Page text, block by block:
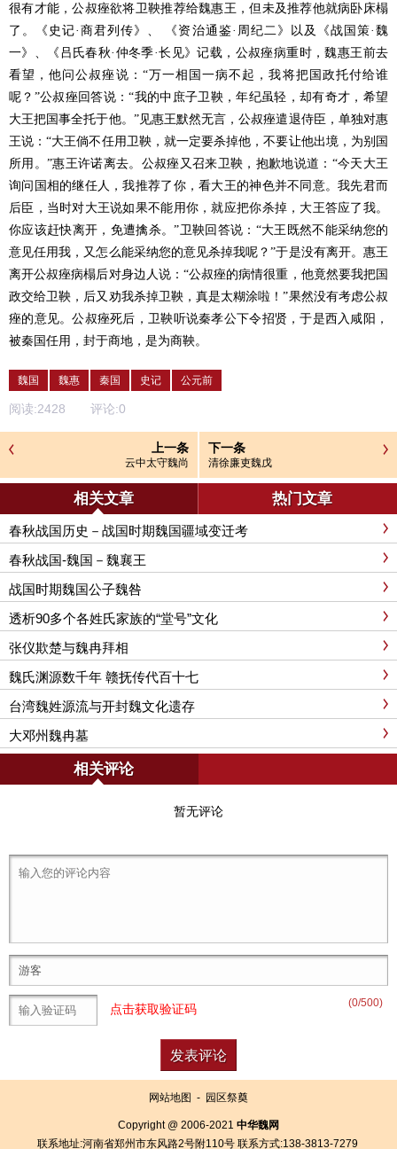
很有才能，公叔痤欲将卫鞅推荐给魏惠王，但未及推荐他就病卧床榻
了。《史记·商君列传》、 《资治通鉴·周纪二》以及《战国策·魏
一》、《吕氏春秋·仲冬季·长见》记载，公叔痤病重时，魏惠王前去
看望，他问公叔痤说：“万一相国一病不起，我将把国政托付给谁
呢？”公叔痤回答说：“我的中庶子卫鞅，年纪虽轻，却有奇才，希望
大王把国事全托于他。”见惠王默然无言，公叔痤遣退侍臣，单独对惠
王说：“大王倘不任用卫鞅，就一定要杀掉他，不要让他出境，为别国
所用。”惠王许诺离去。公叔痤又召来卫鞅，抱歉地说道：“今天大王
询问国相的继任人，我推荐了你，看大王的神色并不同意。我先君而
后臣，当时对大王说如果不能用你，就应把你杀掉，大王答应了我。
你应该赶快离开，免遭擒杀。”卫鞅回答说：“大王既然不能采纳您的
意见任用我，又怎么能采纳您的意见杀掉我呢？”于是没有离开。惠王
离开公叔痤病榻后对身边人说：“公叔痤的病情很重，他竟然要我把国
政交给卫鞅，后又劝我杀掉卫鞅，真是太糊涂啦！”果然没有考虑公叔
痤的意见。公叔痤死后，卫鞅听说秦孝公下令招贤，于是西入咸阳，
被秦国任用，封于商地，是为商鞅。
魏国 魏惠 秦国 史记 公元前
阅读:2428 评论:0
上一条
云中太守魏尚
下一条
清徐廉吏魏戊
相关文章 热门文章
春秋战国历史－战国时期魏国疆域变迁考
春秋战国-魏国－魏襄王
战国时期魏国公子魏咎
透析90多个各姓氏家族的“堂号”文化
张仪欺楚与魏冉拜相
魏氏渊源数千年 赣抚传代百十七
台湾魏姓源流与开封魏文化遗存
大邓州魏冉墓
相关评论
暂无评论
(0/500)
点击获取验证码
网站地图 - 园区祭奠
Copyright @ 2006-2021 中华魏网
联系地址:河南省郑州市东风路2号附110号 联系方式:138-3813-7279